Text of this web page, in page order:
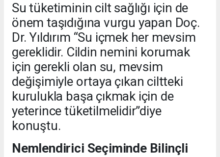
Su tüketiminin cilt sağlığı için de
önem taşıdığına vurgu yapan Doç.
Dr. Yıldırım “Su içmek her mevsim
gereklidir. Cildin nemini korumak
için gerekli olan su, mevsim
değişimiyle ortaya çıkan ciltteki
kurulukla başa çıkmak için de
yeterince tüketilmelidir”diye
konuştu.
Nemlendirici Seçiminde Bilinçli